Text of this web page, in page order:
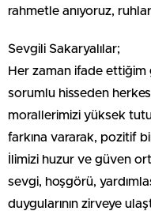
rahmetle anıyoruz,
Sevgili Sakaryalılar;
Her zaman ifade ettiğim
sorumlu hisseden
morallerimizi yüksek
farkına vararak, pozitif
İlimizi huzur ve güven
sevgi, hoşgörü,
duygularının zirveye